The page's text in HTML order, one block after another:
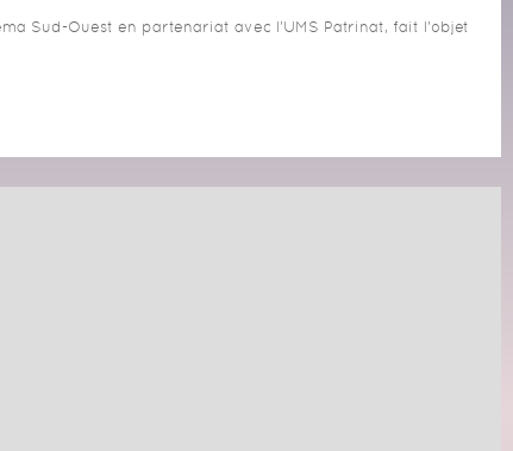
Sud-Ouest en partenariat avec l'UMS Patrinat, fait l'objet